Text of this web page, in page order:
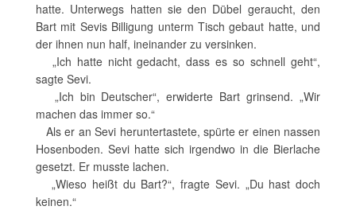
hatte. Unterwegs hatten sie den Dübel geraucht, den
Bart mit Sevis Billigung unterm Tisch gebaut hatte, und
der ihnen nun half, ineinander zu versinken.
„Ich hatte nicht gedacht, dass es so schnell geht“,
sagte Sevi.
„Ich bin Deutscher“, erwiderte Bart grinsend. „Wir
machen das immer so.“
Als er an Sevi heruntertastete, spürte er einen nassen
Hosenboden. Sevi hatte sich irgendwo in die Bierlache
gesetzt. Er musste lachen.
„Wieso heißt du Bart?“, fragte Sevi. „Du hast doch
keinen.“